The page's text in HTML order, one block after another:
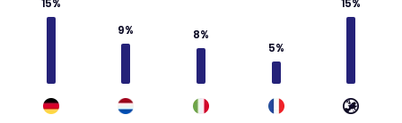
9%
8%
5%